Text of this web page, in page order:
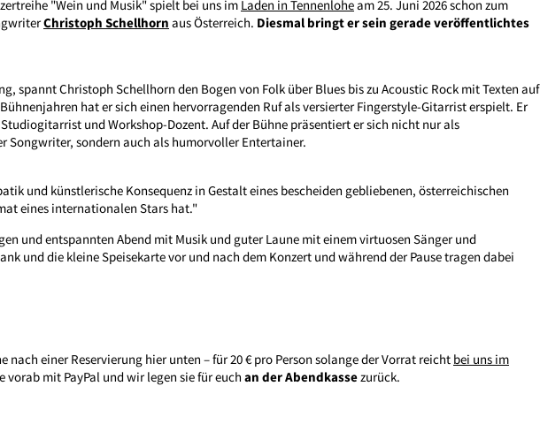
"Wein und Musik" spielt bei uns im Laden in Tennenloheam 25. Juni 2026 schon zum
Christoph Schellhorn aus Österreich. Diesmal bringt er sein gerade veröffentlichtes
spannt Christoph Schellhorn den Bogen von Folk über Blues bis zu Acoustic Rock mit Texten auf
hat er sich einen hervorragenden Ruf als versierter Fingerstyle-Gitarrist erspielt. Er
und Workshop-Dozent. Auf der Bühne präsentiert er sich nicht nur als
Songwriter, sondern auch als humorvoller Entertainer.
und künstlerische Konsequenz in Gestalt eines bescheiden gebliebenen, österreichischen
eines internationalen Stars hat."
und entspannten Abend mit Musik und guter Laune mit einem virtuosen Sänger und
und die kleine Speisekarte vor und nach dem Konzert und während der Pause tragen dabei
einer Reservierung hier unten – für 20 € pro Person solange der Vorrat reicht bei uns im
vorab mit PayPal und wir legen sie für euch an der Abendkassezurück.